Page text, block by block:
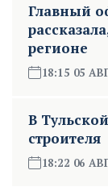
Главный
регионе
18:15 05
В
строителя
18:22 06